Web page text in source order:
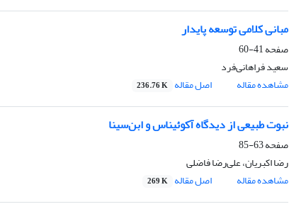
مبانی کلامی توسعه پایدار
صفحه41-60
سعید فراهانی‌فرد
مشاهده مقاله
اصل مقاله 236.76 K
نبوت طبیعی از دیدگاه آکوئیناس و ابن‌سینا
صفحه63-85
رضا اکبریان، علی‌رضا فاضلی
مشاهده مقاله
اصل مقاله 269 K